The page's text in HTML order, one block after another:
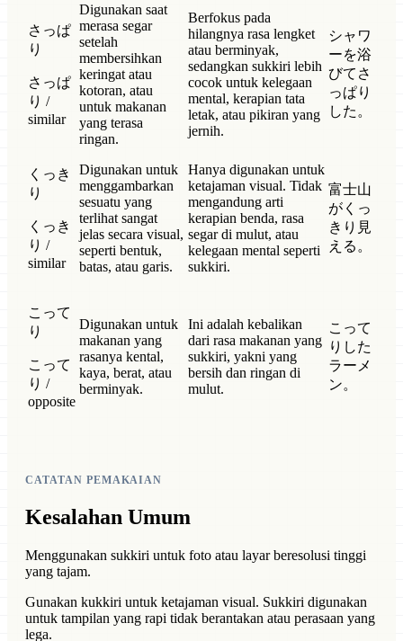
さっぱ
り
さっぱ
り /
similar
Digunakan saat
merasa segar
setelah
membersihkan
keringat atau
kotoran, atau
untuk makanan
yang terasa
ringan.
Berfokus pada
hilangnya rasa lengket
atau berminyak,
sedangkan sukkiri lebih
cocok untuk kelegaan
mental, kerapian tata
letak, atau pikiran yang
jernih.
シャワ
ーを浴
びてさ
っぱり
した。
くっき
り
くっき
り /
similar
Digunakan untuk
menggambarkan
sesuatu yang
terlihat sangat
jelas secara visual,
seperti bentuk,
batas, atau garis.
Hanya digunakan untuk
ketajaman visual. Tidak
mengandung arti
kerapian benda, rasa
segar di mulut, atau
kelegaan mental seperti
sukkiri.
富士山
がくっ
きり見
える。
こって
り
こって
り /
opposite
Digunakan untuk
makanan yang
rasanya kental,
kaya, berat, atau
berminyak.
Ini adalah kebalikan
dari rasa makanan yang
sukkiri, yakni yang
bersih dan ringan di
mulut.
こって
りした
ラーメ
ン。
CATATAN PEMAKAIAN
Kesalahan Umum
Menggunakan sukkiri untuk foto atau layar beresolusi tinggi
yang tajam.
Gunakan kukkiri untuk ketajaman visual. Sukkiri digunakan
untuk tampilan yang rapi tidak berantakan atau perasaan yang
lega.